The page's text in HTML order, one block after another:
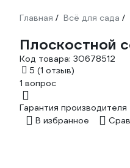
Главная / Всё для сада /
Плоскостной
Код товара: 30678512
5 (1 отзыв)
1 вопрос
Гарантия производителя
В избранное